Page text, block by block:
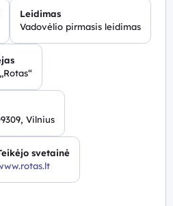
Leidimas
Vadovėlio pirmasis leidimas
Vilnius
svetainė